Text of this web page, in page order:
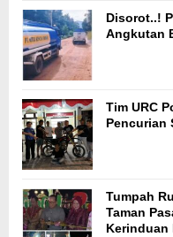
Disorot..!
Angkutan
Tim URC
Pencurian
Tumpah
Taman
Kerinduan